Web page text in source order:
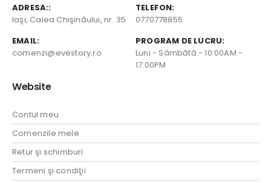
ADRESA::
Iaşi, Calea Chişinăului, nr. 35
TELEFON:
0770778855
EMAIL:
comenzi@evestory.ro
PROGRAM DE LUCRU:
Luni - Sâmbătă - 10:00AM -
17:00PM
Website
Contul meu
Comenzile mele
Retur şi schimburi
Termeni şi condiţii